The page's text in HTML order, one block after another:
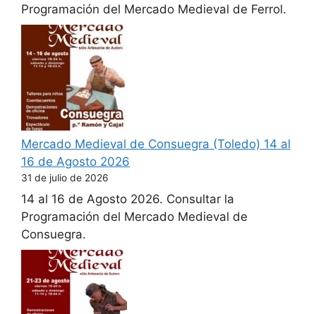
Programación del Mercado Medieval de Ferrol.
Mercado Medieval de Consuegra (Toledo) 14 al
16 de Agosto 2026
31 de julio de 2026
14 al 16 de Agosto 2026. Consultar la
Programación del Mercado Medieval de
Consuegra.